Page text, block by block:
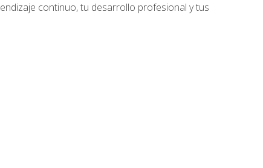
continuo, tu desarrollo profesional y tus